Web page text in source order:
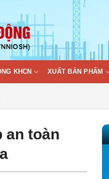
KHCN XUẤT BẢN PHẨM
an toàn